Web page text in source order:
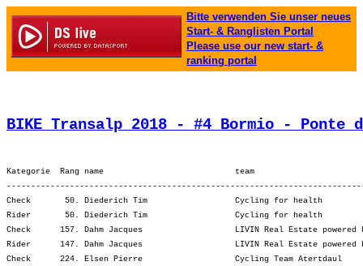
Bitte verwenden Sie unser neues
Start- & Ranglisten Portal
Please use our new start- &
ranking portal
BIKE Transalp 2018 - #4 Bormio - Ponte
Kategorie  Rang name                           team
Check       50. Diederich Tim                  Cycling for health
Rider       50. Diederich Tim                  Cycling for health
Check      157. Dahm Jacques                   LIVIN Real Estate
Rider      147. Dahm Jacques                   LIVIN Real Estate
Check      224. Elsen Pierre                   Cycling Team Atertdaul